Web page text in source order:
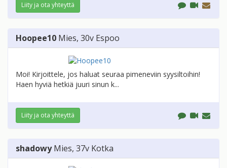
Liity ja ota yhteyttä
Hoopee10 Mies, 30v Espoo
Moi! Kirjoittele, jos haluat seuraa pimeneviin syysiltoihin!
Haen hyviä hetkiä juuri sinun k...
Liity ja ota yhteyttä
shadowy Mies, 37v Kotka